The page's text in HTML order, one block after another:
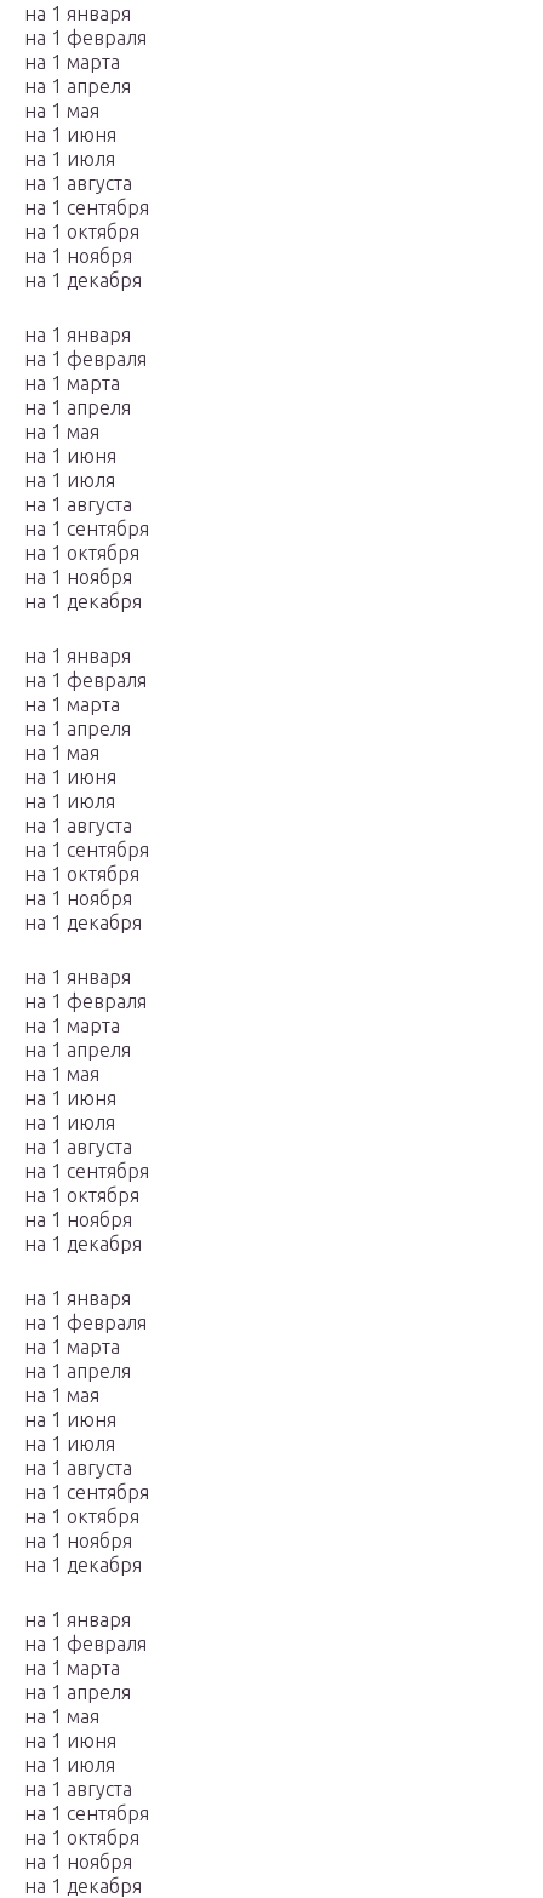
на 1 января
на 1 февраля
на 1 марта
на 1 апреля
на 1 мая
на 1 июня
на 1 июля
на 1 августа
на 1 сентября
на 1 октября
на 1 ноября
на 1 декабря
на 1 января
на 1 февраля
на 1 марта
на 1 апреля
на 1 мая
на 1 июня
на 1 июля
на 1 августа
на 1 сентября
на 1 октября
на 1 ноября
на 1 декабря
на 1 января
на 1 февраля
на 1 марта
на 1 апреля
на 1 мая
на 1 июня
на 1 июля
на 1 августа
на 1 сентября
на 1 октября
на 1 ноября
на 1 декабря
на 1 января
на 1 февраля
на 1 марта
на 1 апреля
на 1 мая
на 1 июня
на 1 июля
на 1 августа
на 1 сентября
на 1 октября
на 1 ноября
на 1 декабря
на 1 января
на 1 февраля
на 1 марта
на 1 апреля
на 1 мая
на 1 июня
на 1 июля
на 1 августа
на 1 сентября
на 1 октября
на 1 ноября
на 1 декабря
на 1 января
на 1 февраля
на 1 марта
на 1 апреля
на 1 мая
на 1 июня
на 1 июля
на 1 августа
на 1 сентября
на 1 октября
на 1 ноября
на 1 декабря